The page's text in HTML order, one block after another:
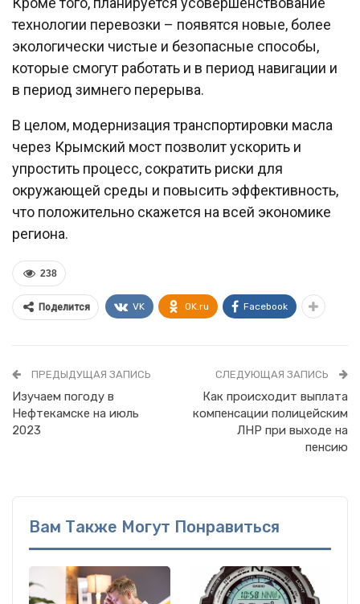
технологии перевозки – появятся новые, более
экологически чистые и безопасные способы,
которые смогут работать и в период навигации и
в период зимнего перерыва.
В целом, модернизация транспортировки масла
через Крымский мост позволит ускорить и
упростить процесс, сократить риски для
окружающей среды и повысить эффективность,
что положительно скажется на всей экономике
региона.
238
Поделится VK OK.ru Facebook
ПРЕДЫДУЩАЯ ЗАПИСЬ
Изучаем погоду в
Нефтекамске на июль
2023
СЛЕДУЮЩАЯ ЗАПИСЬ
Как происходит выплата
компенсации полицейским
ЛНР при выходе на
пенсию
Вам Также Могут Понравиться